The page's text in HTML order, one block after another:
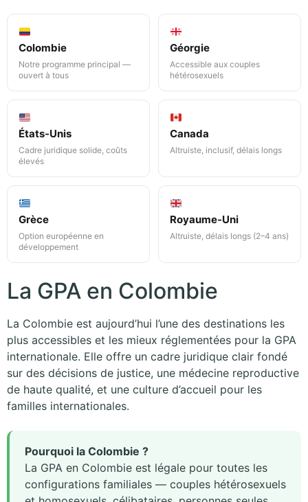
Colombie
Notre programme principal —
ouvert à tous
Géorgie
Accessible aux couples
hétérosexuels
États-Unis
Cadre juridique solide, coûts
élevés
Canada
Altruiste, inclusif, délais longs
Grèce
Option européenne en
développement
Royaume-Uni
Altruiste, délais longs (2–4 ans)
La GPA en Colombie
La Colombie est aujourd’hui l’une des destinations les
plus accessibles et les mieux réglementées pour la GPA
internationale. Elle offre un cadre juridique clair fondé
sur des décisions de justice, une médecine reproductive
de haute qualité, et une culture d’accueil pour les
familles internationales.
Pourquoi la Colombie ?
La GPA en Colombie est légale pour toutes les
configurations familiales — couples hétérosexuels